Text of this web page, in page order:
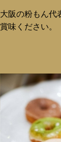
大阪の粉もん代
賞味ください。